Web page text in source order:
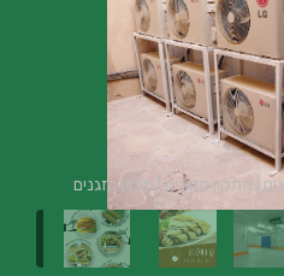
| מתקין מזגנים | תיקון מזגנים